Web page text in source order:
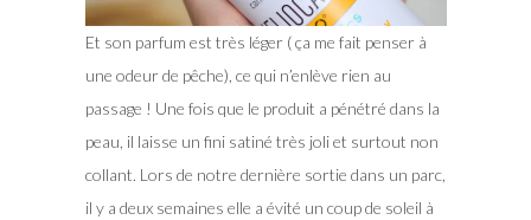
Et son parfum est très léger ( ça me fait penser à
une odeur de pêche), ce qui n’enlève rien au
passage ! Une fois que le produit a pénétré dans la
peau, il laisse un fini satiné très joli et surtout non
collant. Lors de notre dernière sortie dans un parc,
il y a deux semaines elle a évité un coup de soleil à